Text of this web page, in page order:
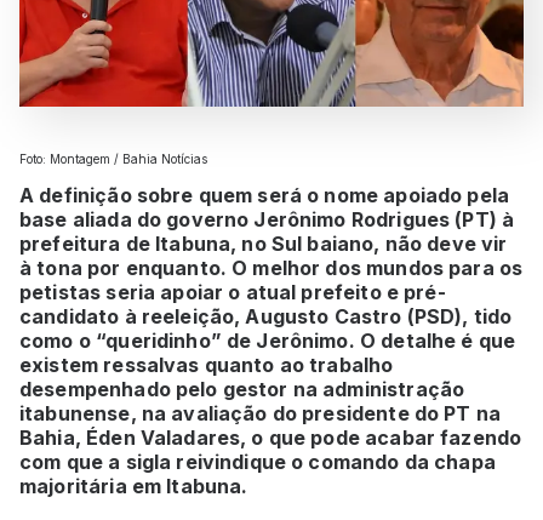
Foto: Montagem / Bahia Notícias
A definição sobre quem será o nome apoiado pela
base aliada do governo Jerônimo Rodrigues (PT) à
prefeitura de Itabuna, no Sul baiano, não deve vir
à tona por enquanto. O melhor dos mundos para os
petistas seria apoiar o atual prefeito e pré-
candidato à reeleição, Augusto Castro (PSD), tido
como o “queridinho” de Jerônimo. O detalhe é que
existem ressalvas quanto ao trabalho
desempenhado pelo gestor na administração
itabunense, na avaliação do presidente do PT na
Bahia, Éden Valadares, o que pode acabar fazendo
com que a sigla reivindique o comando da chapa
majoritária em Itabuna.